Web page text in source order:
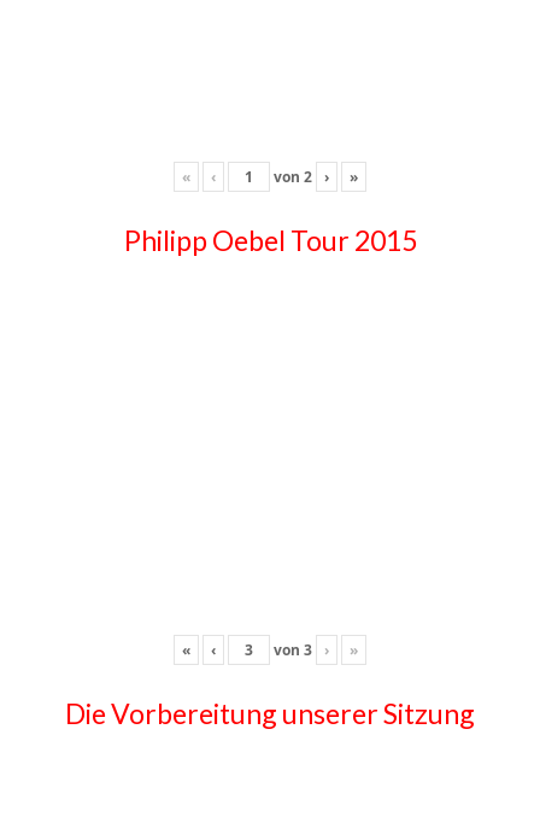
« ‹ von 2 › »
Philipp Oebel Tour 2015
« ‹ von 3 › »
Die Vorbereitung unserer Sitzung